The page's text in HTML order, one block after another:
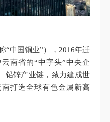
“中国铜业”），2016年迁
南省的“中字头”中央企
铅锌产业链，致力建成世
打造全球有色金属新高